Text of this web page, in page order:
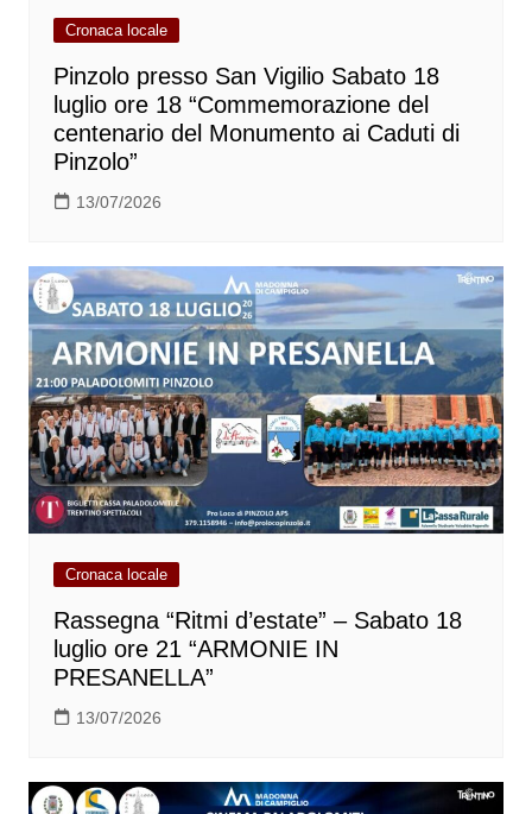
Cronaca locale
Pinzolo presso San Vigilio Sabato 18
luglio ore 18 “Commemorazione del
centenario del Monumento ai Caduti di
Pinzolo”
13/07/2026
Cronaca locale
Rassegna “Ritmi d’estate” – Sabato 18
luglio ore 21 “ARMONIE IN
PRESANELLA”
13/07/2026